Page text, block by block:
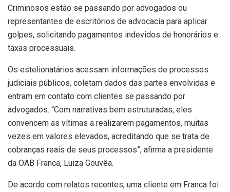
Criminosos estão se passando por advogados ou
representantes de escritórios de advocacia para aplicar
golpes, solicitando pagamentos indevidos de honorários e
taxas processuais.
Os estelionatários acessam informações de processos
judiciais públicos, coletam dados das partes envolvidas e
entram em contato com clientes se passando por
advogados. “Com narrativas bem estruturadas, eles
convencem as vítimas a realizarem pagamentos, muitas
vezes em valores elevados, acreditando que se trata de
cobranças reais de seus processos”, afirma a presidente
da OAB Franca, Luiza Gouvêa.
De acordo com relatos recentes, uma cliente em Franca foi